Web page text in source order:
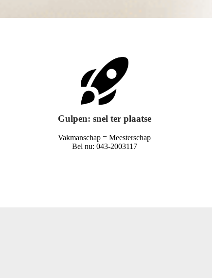
Gulpen: snel ter plaatse
Vakmanschap = Meesterschap
Bel nu: 043-2003117